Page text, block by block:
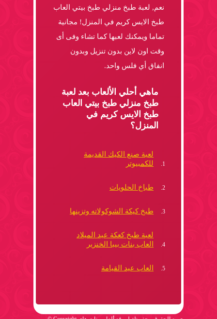
نعم, لعبة طبخ منزلي طبخ بيتي العاب
طبخ الايس كريم في المنزل! مجانية
تماما ويمكنك لعبها كما تشاء وفى أى
وقت اون لاين بدون تنزيل وبدون
انفاق أي فلس واحد.
ماهي أحلي الألعاب بعد لعبة
طبخ منزلي طبخ بيتي العاب
طبخ الايس كريم في
المنزل؟
لعبة صنع الكيك القديمة
للكمبيوتر
طباخ الحلويات
طبخ كيكة الشوكولاته وتزينها
لعبة طبخ كعكة عيد الميلاد
العاب بنات بيبا الخنزير
العاب عيد القيامة